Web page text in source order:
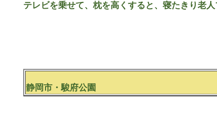
テレビを乗せて、枕を高くすると、寝たきり老
静岡市・駿府公園